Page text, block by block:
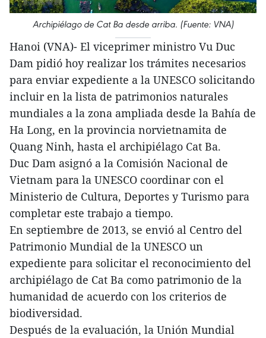
Archipiélago de Cat Ba desde arriba. (Fuente: VNA)
Hanoi (VNA)- El viceprimer ministro Vu Duc
Dam pidió hoy realizar los trámites necesarios
para enviar expediente a la UNESCO solicitando
incluir en la lista de patrimonios naturales
mundiales a la zona ampliada desde la Bahía de
Ha Long, en la provincia norvietnamita de
Quang Ninh, hasta el archipiélago Cat Ba.
Duc Dam asignó a la Comisión Nacional de
Vietnam para la UNESCO coordinar con el
Ministerio de Cultura, Deportes y Turismo para
completar este trabajo a tiempo.
En septiembre de 2013, se envió al Centro del
Patrimonio Mundial de la UNESCO un
expediente para solicitar el reconocimiento del
archipiélago de Cat Ba como patrimonio de la
humanidad de acuerdo con los criterios de
biodiversidad.
Después de la evaluación, la Unión Mundial